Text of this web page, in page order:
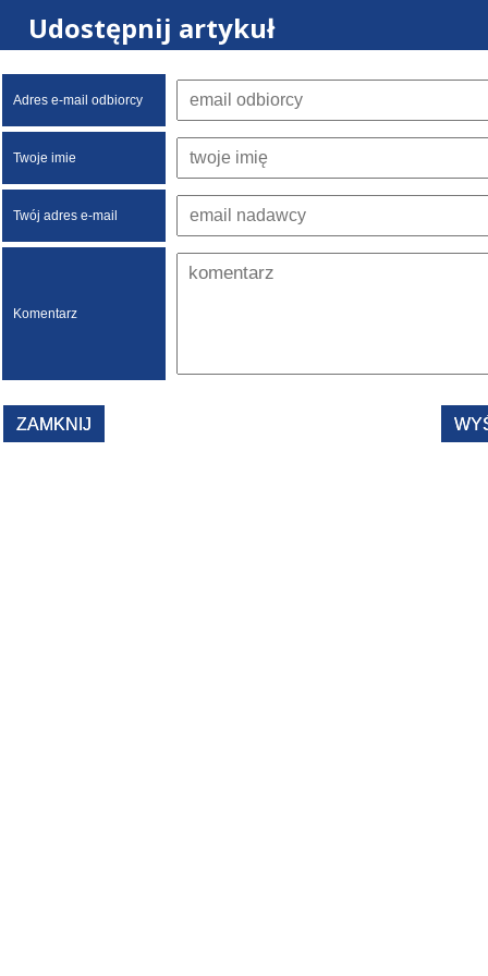
Udostępnij artykuł
Adres e-mail odbiorcy
Twoje imie
Twój adres e-mail
Komentarz